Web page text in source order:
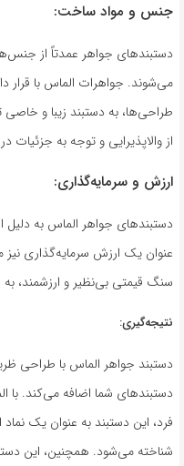
جنس و مواد ساخت:
دستبند‌های جواهر عمدتاً از
می‌شوند. جواهرات الماس با قرار
طراحی‌ها، به دستبند زیبا و
از والاپذیرایی و توجه به
ارزش و سرمایه‌گذاری:
دستبند‌های جواهر الماس به دلیل
عنوان یک ارزش سرمایه‌گذاری
سنگ قیمتی بی‌نظیر و ارزشمند،
نتیجه‌گیری:
دستبند جواهر الماس با طراحی
دستبند‌های شما اضافه می‌کند.
فرد، این دستبند به عنوان یک
شناخته می‌شود. همچنین، این